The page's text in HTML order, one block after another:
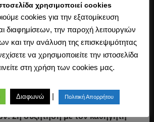
της Κωνσταντινούπολης (1453)
η Δημοκρατία και η εκλογή
2η συζήτηση με τον καθηγητή
χρησιμοποιεί cookies
cookies για την εξατομίκευση
διαφημίσεων, την παροχή λειτουργιών
και την ανάλυση της επισκεψιμότητας
να χρησιμοποιείτε την ιστοσελίδα
στη χρήση των cookies μας.
Διαφωνώ | Πολιτική Απορρήτου